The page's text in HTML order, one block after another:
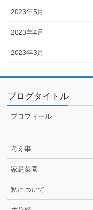
2023年5月
2023年4月
2023年3月
ブログタイトル
プロフィール
考え事
家庭菜園
私について